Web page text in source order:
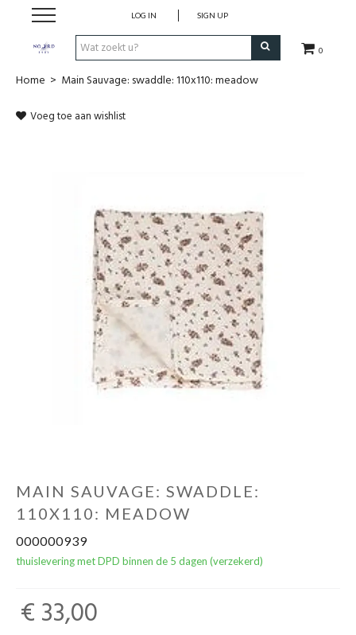
0
LOG IN SIGN UP
SHOP
EHBO & REANIMATIE
VROEDVROUW AAN HUIS
GEBOORTELIJSTEN
CADEAUBON
NOORD BABY
Home > Main Sauvage: swaddle: 110x110: meadow
Voeg toe aan wishlist
MAIN SAUVAGE: SWADDLE:
110X110: MEADOW
000000939
thuislevering met DPD binnen de 5 dagen (verzekerd)
€ 33,00